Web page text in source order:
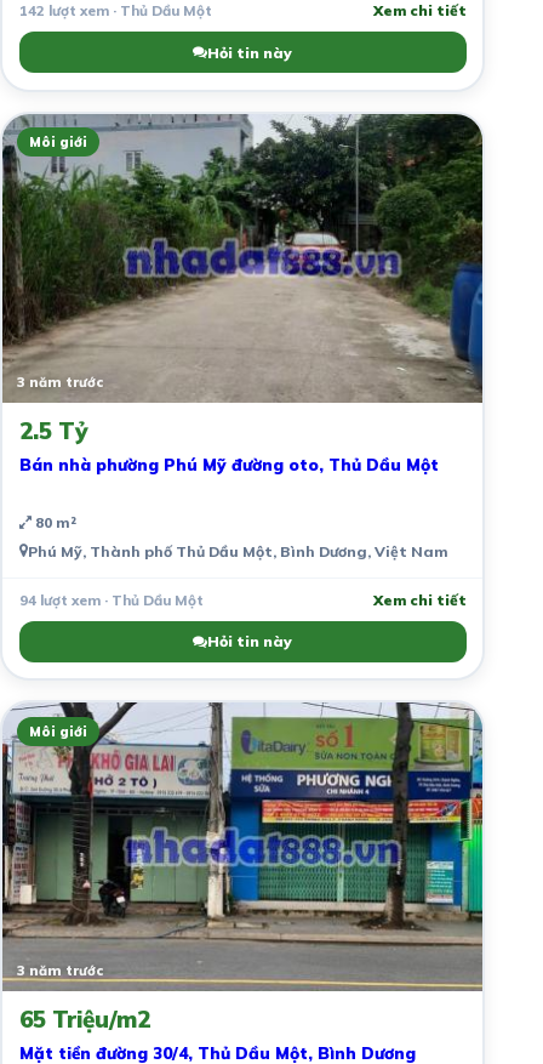
142 lượt xem · Thủ Dầu Một Xem chi tiết
Hỏi tin này
Môi giới
3 năm trước
2.5 Tỷ
Bán nhà phường Phú Mỹ đường oto, Thủ Dầu Một
80 m²
Phú Mỹ, Thành phố Thủ Dầu Một, Bình Dương, Việt Nam
94 lượt xem · Thủ Dầu Một Xem chi tiết
Hỏi tin này
Môi giới
3 năm trước
65 Triệu/m2
Mặt tiền đường 30/4, Thủ Dầu Một, Bình Dương